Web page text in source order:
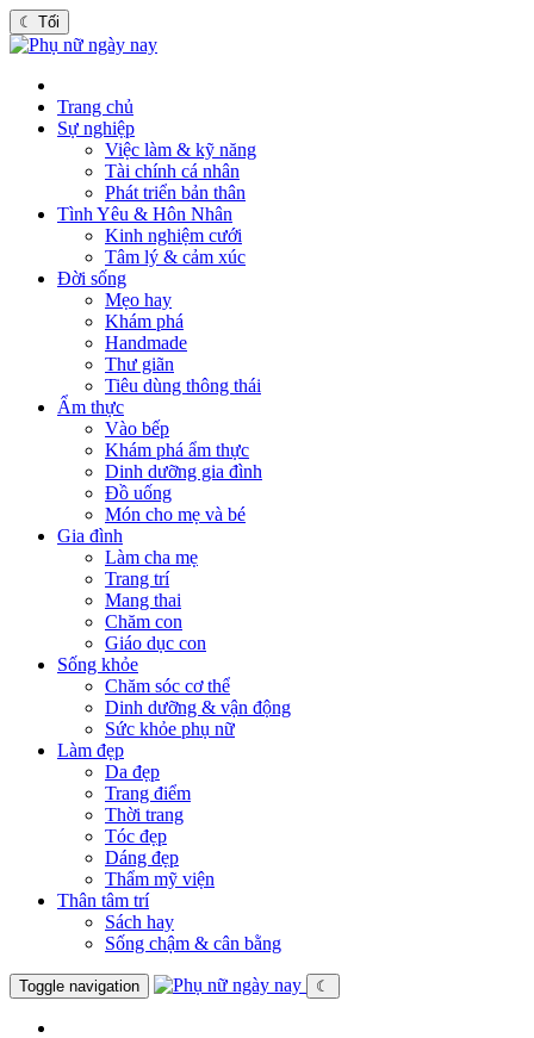
☾ Tối
Trang chủ
Sự nghiệp
Việc làm & kỹ năng
Tài chính cá nhân
Phát triển bản thân
Tình Yêu & Hôn Nhân
Kinh nghiệm cưới
Tâm lý & cảm xúc
Đời sống
Mẹo hay
Khám phá
Handmade
Thư giãn
Tiêu dùng thông thái
Ẩm thực
Vào bếp
Khám phá ẩm thực
Dinh dưỡng gia đình
Đồ uống
Món cho mẹ và bé
Gia đình
Làm cha mẹ
Trang trí
Mang thai
Chăm con
Giáo dục con
Sống khỏe
Chăm sóc cơ thể
Dinh dưỡng & vận động
Sức khỏe phụ nữ
Làm đẹp
Da đẹp
Trang điểm
Thời trang
Tóc đẹp
Dáng đẹp
Thẩm mỹ viện
Thân tâm trí
Sách hay
Sống chậm & cân bằng
Toggle navigation ☾